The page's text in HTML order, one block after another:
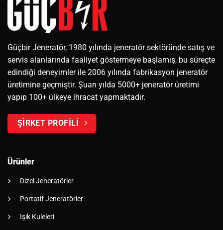
Güçbir Jeneratör, 1980 yılında jeneratör sektöründe satış ve
servis alanlarında faaliyet göstermeye başlamış, bu süreçte
edindiği deneyimler ile 2006 yılında fabrikasyon jeneratör
üretimine geçmiştir. Şuan yılda 5000+ jeneratör üretimi
yapıp 100+ ülkeye ihracat yapmaktadır.
ŞİRKET PROFİLİ
Ürünler
Dizel Jeneratörler
Portatif Jeneratörler
Işık Kuleleri